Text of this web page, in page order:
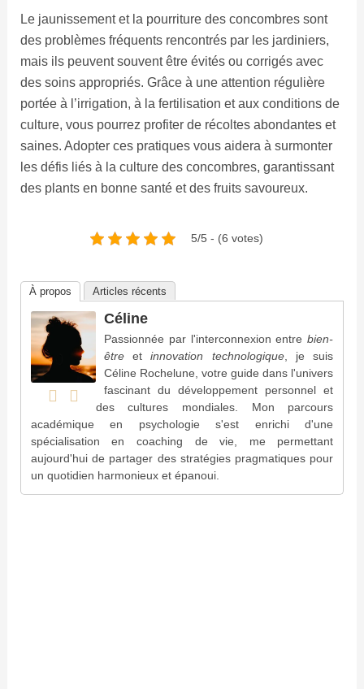
Le jaunissement et la pourriture des concombres sont
des problèmes fréquents rencontrés par les jardiniers,
mais ils peuvent souvent être évités ou corrigés avec
des soins appropriés. Grâce à une attention régulière
portée à l’irrigation, à la fertilisation et aux conditions de
culture, vous pourrez profiter de récoltes abondantes et
saines. Adopter ces pratiques vous aidera à surmonter
les défis liés à la culture des concombres, garantissant
des plants en bonne santé et des fruits savoureux.
5/5 - (6 votes)
À propos Articles récents
Céline
Passionnée par l'interconnexion entrebien-
êtreetinnovation technologique, je suis
Céline Rochelune, votre guide dans l'univers
fascinant du développement personnel et
des cultures mondiales. Mon parcours
académique en psychologie s'est enrichi d'une
spécialisation en coaching de vie, me permettant
aujourd'hui de partager des stratégies pragmatiques pour
un quotidien harmonieux et épanoui.